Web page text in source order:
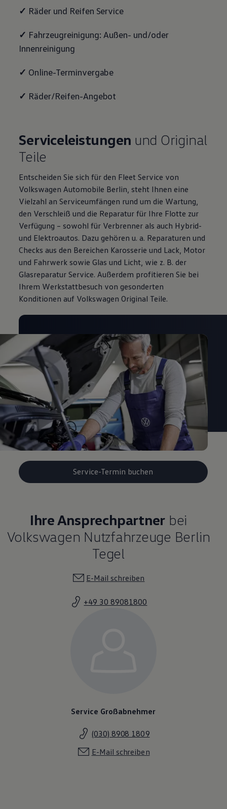
✓ Räder und Reifen Service
✓ Fahrzeugreinigung: Außen- und/oder
Innenreinigung
✓ Online-Terminvergabe
✓ Räder/Reifen-Angebot
Serviceleistungen und Original
Teile
Entscheiden Sie sich für den Fleet Service von
Volkswagen Automobile Berlin, steht Ihnen eine
Vielzahl an Serviceumfängen rund um die Wartung,
den Verschleiß und die Reparatur für Ihre Flotte zur
Verfügung – sowohl für Verbrenner als auch Hybrid-
und Elektroautos. Dazu gehören u. a. Reparaturen und
Checks aus den Bereichen Karosserie und Lack, Motor
und Fahrwerk sowie Glas und Licht, wie z. B. der
Glasreparatur Service. Außerdem profitieren Sie bei
Ihrem Werkstattbesuch von gesonderten
Konditionen auf Volkswagen Original Teile.
Service-Termin buchen
Ihre Ansprechpartner bei
Volkswagen Nutzfahrzeuge Berlin
Tegel
E-Mail schreiben
+49 30 89081800
Service Großabnehmer
(030) 8908 1809
E-Mail schreiben